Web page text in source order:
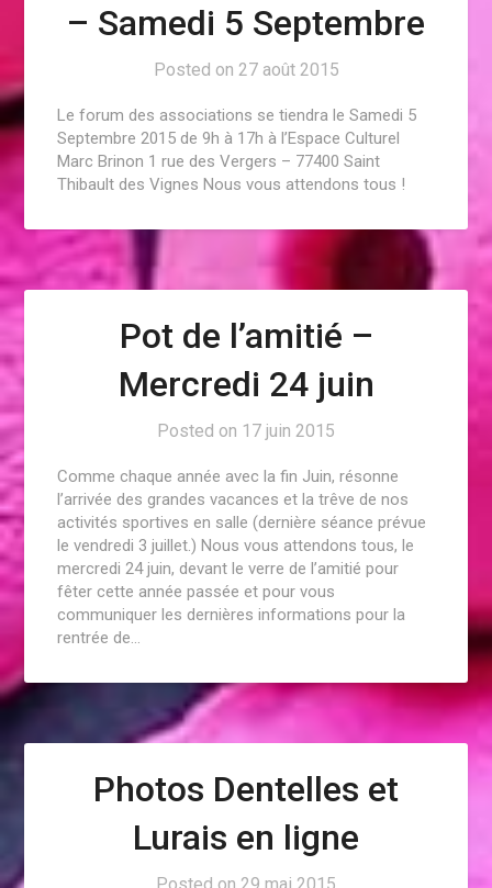
– Samedi 5 Septembre
Posted on 27 août 2015
Le forum des associations se tiendra le Samedi 5
Septembre 2015 de 9h à 17h à l’Espace Culturel
Marc Brinon 1 rue des Vergers – 77400 Saint
Thibault des Vignes Nous vous attendons tous !
Pot de l’amitié –
Mercredi 24 juin
Posted on 17 juin 2015
Comme chaque année avec la fin Juin, résonne
l’arrivée des grandes vacances et la trêve de nos
activités sportives en salle (dernière séance prévue
le vendredi 3 juillet.) Nous vous attendons tous, le
mercredi 24 juin, devant le verre de l’amitié pour
fêter cette année passée et pour vous
communiquer les dernières informations pour la
rentrée de…
Photos Dentelles et
Lurais en ligne